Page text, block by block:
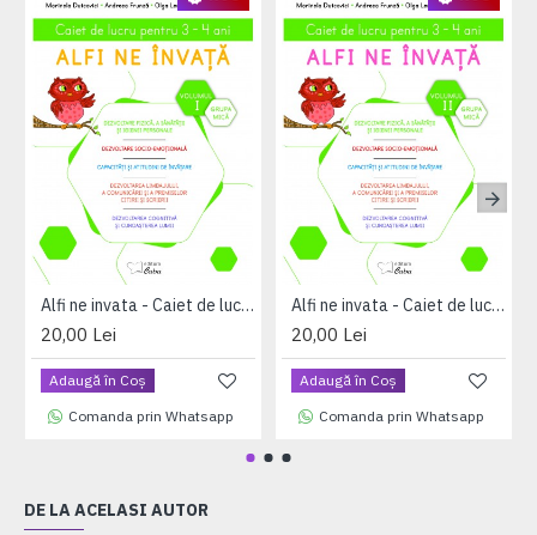
Alfi ne invata - Caiet de lucru pentru 3-4 ani, volumul I (saptamanile 1 - 17)
20,00 Lei
Adaugă în Coş
Comanda prin Whatsapp
Alfi ne invata - Caiet de lucru pentru 3-4 ani, volumul II (saptamanile 18 - 33)
20,00 Lei
Adaugă în Coş
Comanda prin Whatsapp
DE LA ACELASI AUTOR